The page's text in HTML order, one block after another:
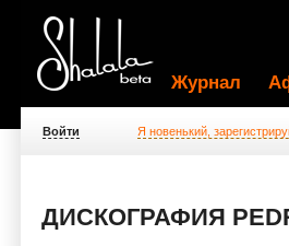
Журнал
Войти Я новенький,
ДИСКОГРАФИЯ